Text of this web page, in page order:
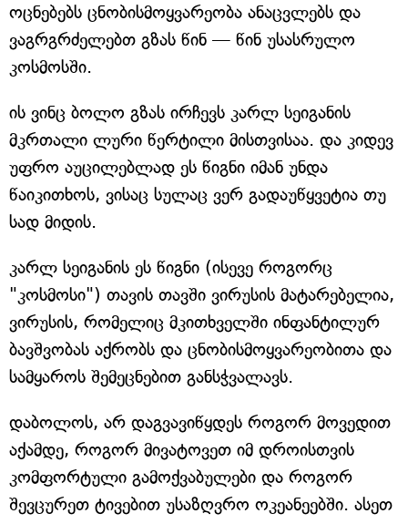
ოცნებებს ცნობისმოყვარეობა ანაცვლებს და
ვაგრგრძელებთ გზას წინ — წინ უსასრულო
კოსმოსში.
ის ვინც ბოლო გზას ირჩევს კარლ სეიგანის
მკრთალი ლური წერტილი მისთვისაა. და კიდევ
უფრო აუცილებლად ეს წიგნი იმან უნდა
წაიკითხოს, ვისაც სულაც ვერ გადაუწყვეტია თუ
სად მიდის.
კარლ სეიგანის ეს წიგნი (ისევე როგორც
"კოსმოსი") თავის თავში ვირუსის მატარებელია,
ვირუსის, რომელიც მკითხველში ინფანტილურ
ბავშვობას აქრობს და ცნობისმოყვარეობითა და
სამყაროს შემეცნებით განსჭვალავს.
დაბოლოს, არ დაგვავიწყდეს როგორ მოვედით
აქამდე, როგორ მივატოვეთ იმ დროისთვის
კომფორტული გამოქვაბულები და როგორ
შევცურეთ ტივებით უსაზღვრო ოკეანეებში. ასეთ